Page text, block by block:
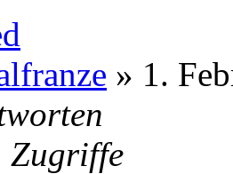
» 1.
Zugriffe